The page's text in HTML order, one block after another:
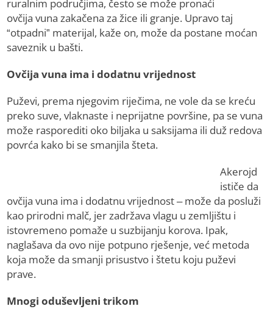
ruralnim područjima, često se može pronaći
ovčija vuna zakačena za žice ili granje. Upravo taj
“otpadni” materijal, kaže on, može da postane moćan
saveznik u bašti.
Ovčija vuna ima i dodatnu vrijednost
Puževi, prema njegovim riječima, ne vole da se kreću
preko suve, vlaknaste i neprijatne površine, pa se vuna
može rasporediti oko biljaka u saksijama ili duž redova
povrća kako bi se smanjila šteta.
Akerojd
ističe da
ovčija vuna ima i dodatnu vrijednost – može da posluži
kao prirodni malč, jer zadržava vlagu u zemljištu i
istovremeno pomaže u suzbijanju korova. Ipak,
naglašava da ovo nije potpuno rješenje, već metoda
koja može da smanji prisustvo i štetu koju puževi
prave.
Mnogi oduševljeni trikom